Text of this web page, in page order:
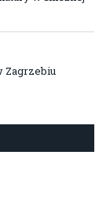
Zagrzebiu